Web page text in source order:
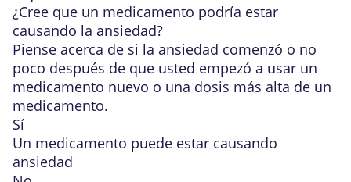
¿Cree que un medicamento podría estar
causando la ansiedad?
Piense acerca de si la ansiedad comenzó o no
poco después de que usted empezó a usar un
medicamento nuevo o una dosis más alta de un
medicamento.
Sí
Un medicamento puede estar causando
ansiedad